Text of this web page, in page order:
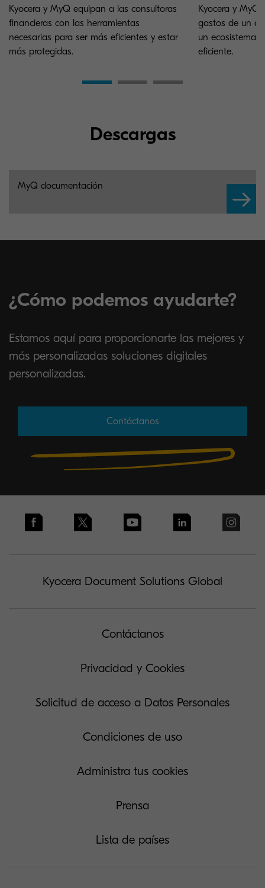
Kyocera y MyQ equipan a las consultoras
financieras con las herramientas
necesarias para ser más eficientes y estar
más protegidas.
Kyocera y MyQ
gastos de un
un ecosistema
eficiente.
Descargas
MyQ documentación
¿Cómo podemos ayudarte?
Estamos aquí para proporcionarte las mejores y
más personalizadas soluciones digitales
personalizadas.
Contáctanos
Kyocera Document Solutions Global
Contáctanos
Privacidad y Cookies
Solicitud de acceso a Datos Personales
Condiciones de uso
Administra tus cookies
Prensa
Lista de países